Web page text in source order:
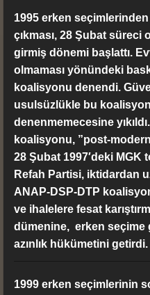
1995 erken
çıkması, 28 Şubat
girmiş dönemi başlattı.
olmaması yönündeki
koalisyonu denendi.
usulsüzlükle bu
denenmemecesine
koalisyonu, ”post-
28 Şubat 1997′deki MGK
Refah Partisi, iktidardan
ANAP-DSP-DTP
ve ihalelere fesat
dümenine, erken seçime
azınlık hükümetini getirdi.
1999 erken seçimlerinin